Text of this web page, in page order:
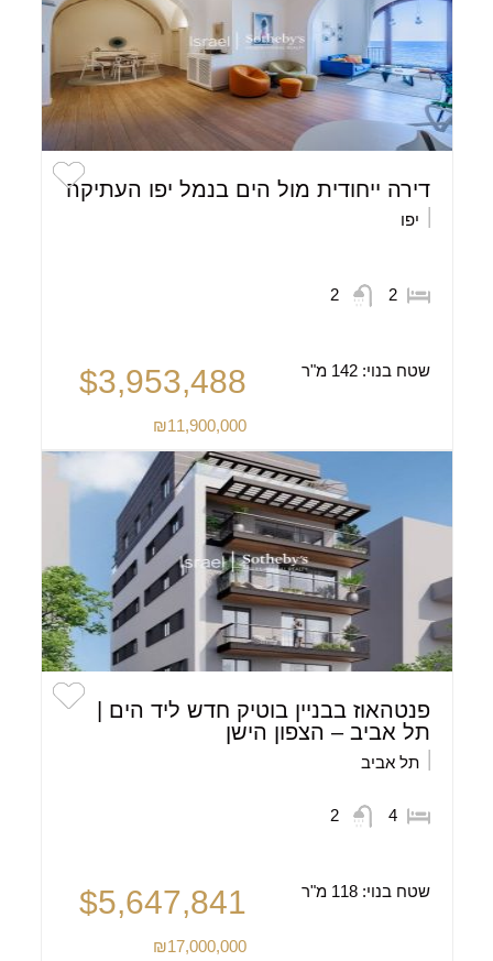
דירה ייחודית מול הים בנמל יפו העתיקה
יפו
2
2
שטח בנוי:142 מ"ר $3,953,488
₪11,900,000
פנטהאוז בבניין בוטיק חדש ליד הים |
תל אביב – הצפון הישן
תל אביב
4
2
שטח בנוי:118 מ"ר $5,647,841
₪17,000,000